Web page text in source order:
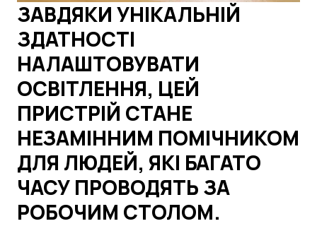
ЗАВДЯКИ УНІКАЛЬНІЙ
ЗДАТНОСТІ
НАЛАШТОВУВАТИ
ОСВІТЛЕННЯ, ЦЕЙ
ПРИСТРІЙ СТАНЕ
НЕЗАМІННИМ ПОМІЧНИКОМ
ДЛЯ ЛЮДЕЙ, ЯКІ БАГАТО
ЧАСУ ПРОВОДЯТЬ ЗА
РОБОЧИМ СТОЛОМ.